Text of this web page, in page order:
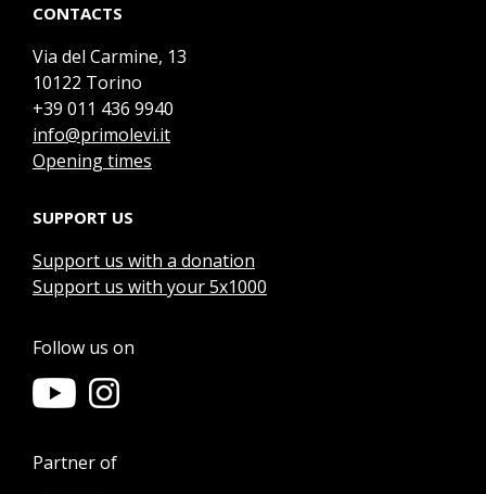
CONTACTS
Via del Carmine, 13
10122 Torino
+39 011 436 9940
info@primolevi.it
Opening times
SUPPORT US
Support us with a donation
Support us with your 5x1000
Follow us on
Partner of